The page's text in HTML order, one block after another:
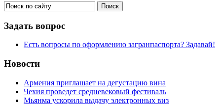
Задать вопрос
Есть вопросы по оформлению загранпаспорта? Задавай!
Новости
Армения приглашает на дегустацию вина
Чехия проведет средневековый фестиваль
Мьянма ускорила выдачу электронных виз